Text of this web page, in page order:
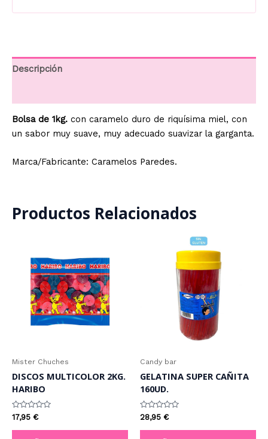
Descripción
Bolsa de 1kg. con caramelo duro de riquísima miel, con
un sabor muy suave, muy adecuado suavizar la garganta.
Marca/Fabricante: Caramelos Paredes.
Productos Relacionados
Mister Chuches
DISCOS MULTICOLOR 2KG.
HARIBO
Valorado
con
0
17,95 €
Candy bar
GELATINA SUPER CAÑITA
160UD.
Valorado
con
0
28,95 €